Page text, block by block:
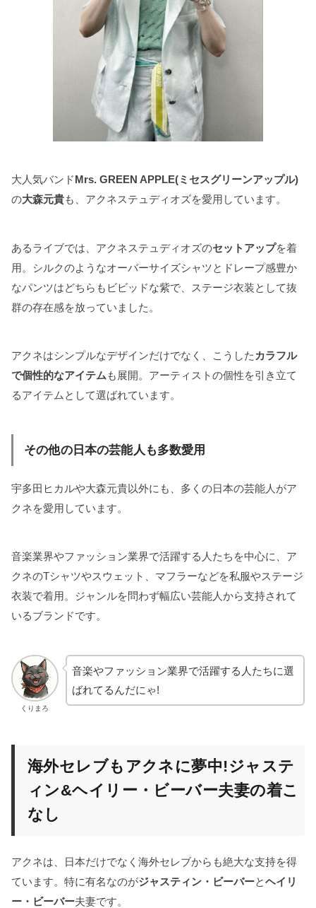
大人気バンドMrs. GREEN APPLE(ミセスグリーンアップル)
の大森元貴も、アクネステュディオズを愛用しています。
あるライブでは、アクネステュディオズのセットアップを着
用。シルクのようなオーバーサイズシャツとドレープ感豊か
なパンツはどちらもビビッドな紫で、ステージ衣装として抜
群の存在感を放っていました。
アクネはシンプルなデザインだけでなく、こうした カラフル
で個性的なアイテム も展開。アーティストの個性を引き立て
るアイテムとして選ばれています。
その他の日本の芸能人も多数愛用
宇多田ヒカルや大森元貴以外にも、多くの日本の芸能人がア
クネを愛用しています。
音楽業界やファッション業界で活躍する人たちを中心に、ア
クネのTシャツやスウェット、マフラーなどを私服やステージ
衣装で着用。ジャンルを問わず幅広い芸能人から支持されて
いるブランドです。
くりまろ
音楽やファッション業界で活躍する人たちに選
ばれてるんだにゃ!
海外セレブもアクネに夢中!ジャステ
ィン&ヘイリー・ビーバー夫妻の着こ
なし
アクネは、日本だけでなく海外セレブからも絶大な支持を得
ています。特に有名なのがジャスティン・ビーバーとヘイリ
ー・ビーバー夫妻です。